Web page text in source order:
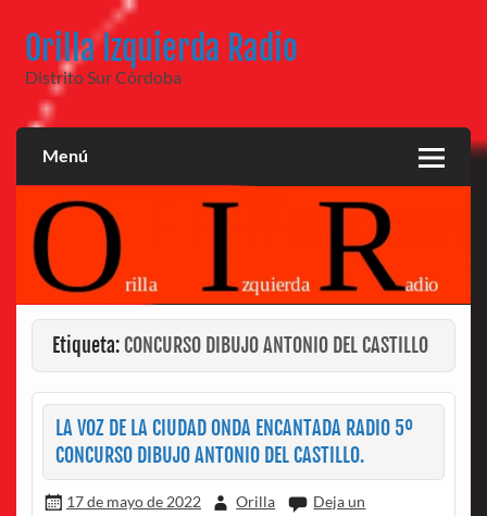
contenido
Orilla Izquierda Radio
Distrito Sur Córdoba
Menú
Etiqueta: CONCURSO DIBUJO ANTONIO DEL CASTILLO
LA VOZ DE LA CIUDAD ONDA ENCANTADA RADIO 5º
CONCURSO DIBUJO ANTONIO DEL CASTILLO.
17 de mayo de 2022 Orilla
Deja un